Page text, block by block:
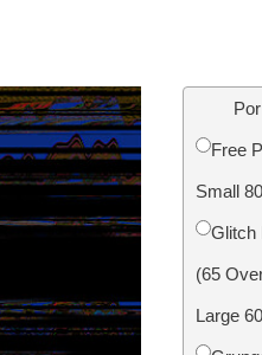
inmobiliarias
de
Servicios de restauración de
Free
Small
Glitch
(65
Large